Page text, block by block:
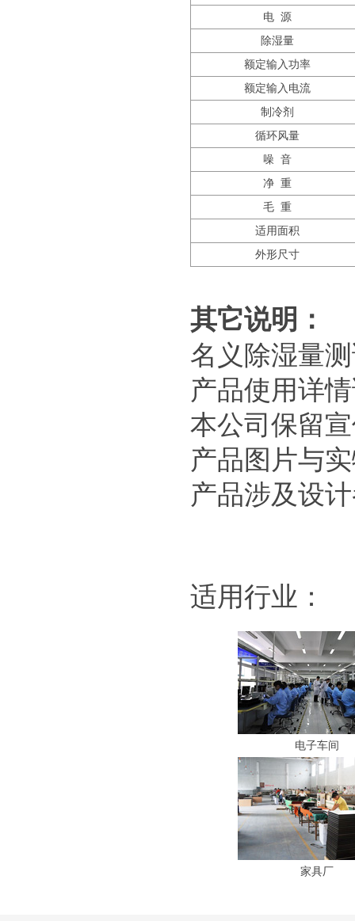
电 源
除湿量
额定输入功率
额定输入电流
制冷剂
循环风量
噪 音
净 重
毛 重
适用面积
外形尺寸
其它说明：
名义除湿量
产品使用详
本公司保留
产品图片与
产品涉及设
适用行业：
电子车间
家具厂